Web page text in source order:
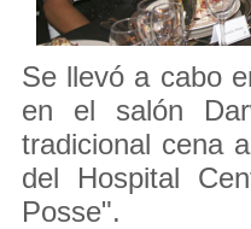
Se llevó a cabo
en el salón
tradicional cena
del Hospital
Posse".